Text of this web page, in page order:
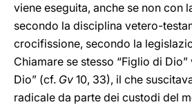
viene eseguita, anche se non con
secondo la disciplina vetero-
crocifissione, secondo la
Chiamare se stesso “Figlio di
Dio” (cf. Gv 10, 33), il che
radicale da parte dei custodi del